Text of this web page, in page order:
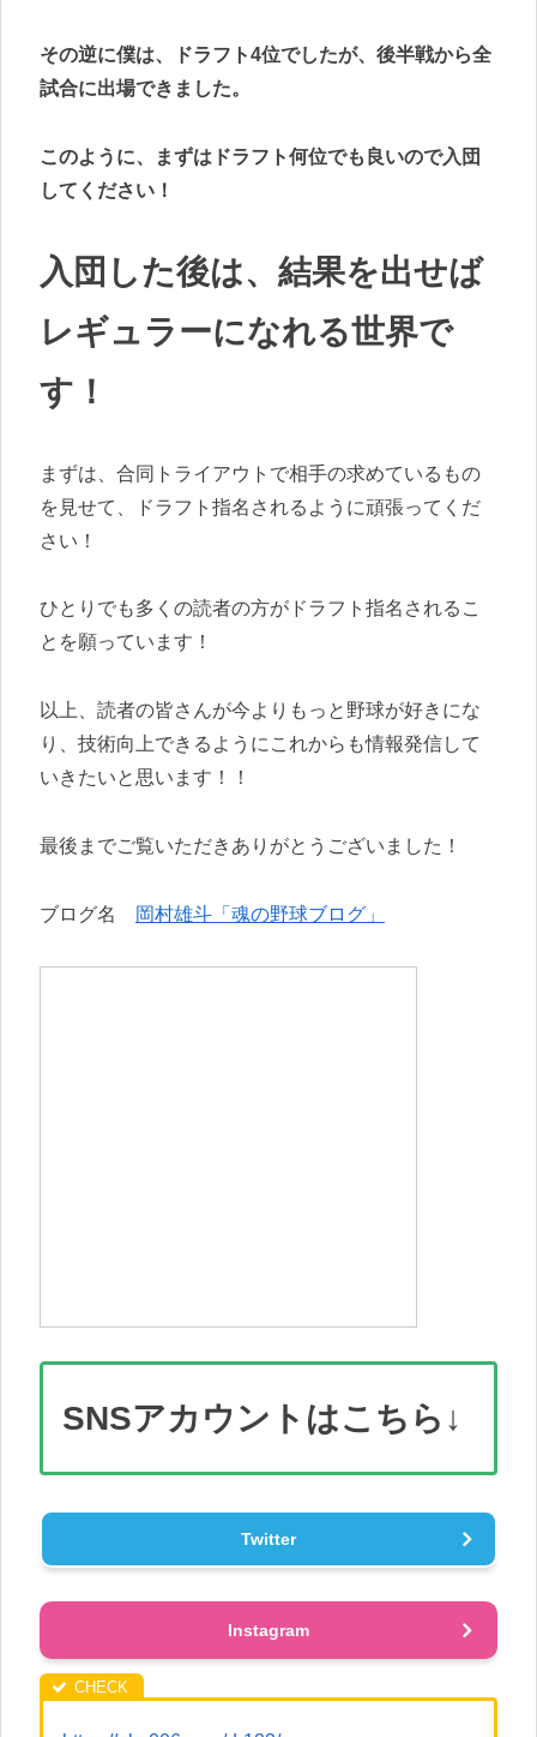
その逆に僕は、ドラフト4位でしたが、後半戦から全
試合に出場できました。
このように、まずはドラフト何位でも良いので入団
してください！
入団した後は、結果を出せば
レギュラーになれる世界で
す！
まずは、合同トライアウトで相手の求めているもの
を見せて、ドラフト指名されるように頑張ってくだ
さい！
ひとりでも多くの読者の方がドラフト指名されるこ
とを願っています！
以上、読者の皆さんが今よりもっと野球が好きにな
り、技術向上できるようにこれからも情報発信して
いきたいと思います！！
最後までご覧いただきありがとうございました！
ブログ名 岡村雄斗「魂の野球ブログ」
SNSアカウント はこちら↓
Twitter
Instagram